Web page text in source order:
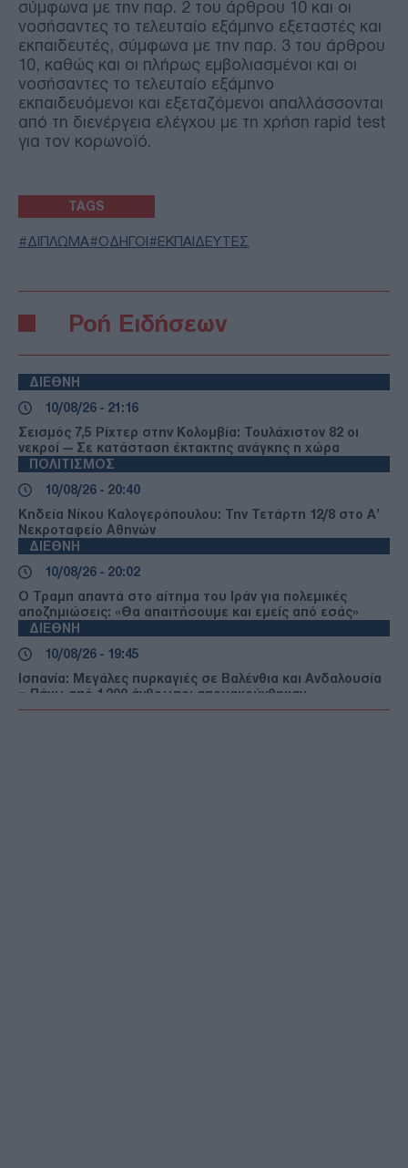
σύμφωνα με την παρ. 2 του άρθρου 10 και οι
νοσήσαντες το τελευταίο εξάμηνο εξεταστές και
εκπαιδευτές, σύμφωνα με την παρ. 3 του άρθρου
10, καθώς και οι πλήρως εμβολιασμένοι και οι
νοσήσαντες το τελευταίο εξάμηνο
εκπαιδευόμενοι και εξεταζόμενοι απαλλάσσονται
από τη διενέργεια ελέγχου με τη χρήση rapid test
για τον κορωνοϊό.
TAGS
ΔΙΠΛΩΜΑ ΟΔΗΓΟΙ ΕΚΠΑΙΔΕΥΤΕΣ
Ροή Ειδήσεων
ΔΙΕΘΝΗ
10/08/26 - 21:16
Σεισμός 7,5 Ρίχτερ στην Κολομβία: Τουλάχιστον 82 οι
νεκροί — Σε κατάσταση έκτακτης ανάγκης η χώρα
ΠΟΛΙΤΙΣΜΟΣ
10/08/26 - 20:40
Κηδεία Νίκου Καλογερόπουλου: Την Τετάρτη 12/8 στο Α’
Νεκροταφείο Αθηνών
ΔΙΕΘΝΗ
10/08/26 - 20:02
Ο Τραμπ απαντά στο αίτημα του Ιράν για πολεμικές
αποζημιώσεις: «Θα απαιτήσουμε και εμείς από εσάς»
ΔΙΕΘΝΗ
10/08/26 - 19:45
Ισπανία: Μεγάλες πυρκαγιές σε Βαλένθια και Ανδαλουσία
– Πάνω από 1.200 άνθρωποι απομακρύνθηκαν
ΔΙΕΘΝΗ